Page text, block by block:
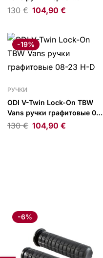
серебряные 08-23 H-D
130€ 104,90 €
-19%
РУЧКИ
ODI V-Twin Lock-On TBW
Vans ручки графитовые 08-
23 H-D
130€ 104,90 €
-6%